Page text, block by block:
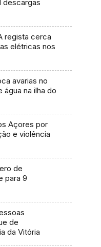
descargas
regista cerca
elétricas nos
avarias no
na ilha do
Açores por
e violência
de
para 9
de
da Vitória